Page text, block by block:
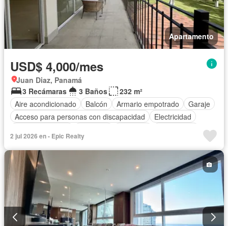
Apartamento
USD$ 4,000/mes
Juan Diaz, Panamá
3 Recámaras
3 Baños
232 m²
Aire acondicionado
Balcón Armario empotrado
Garaje
Acceso para personas con discapacidad
Electricidad
Vista panorámica
Seguridad
Piscina
Agua
2 jul 2026 en - Epic Realty